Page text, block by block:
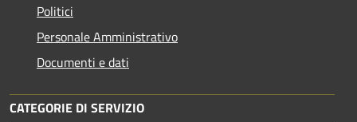
Politici
Personale Amministrativo
Documenti e dati
CATEGORIE DI SERVIZIO